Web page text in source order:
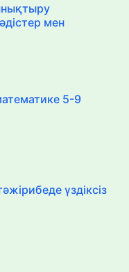
мен
5-9
үздіксіз